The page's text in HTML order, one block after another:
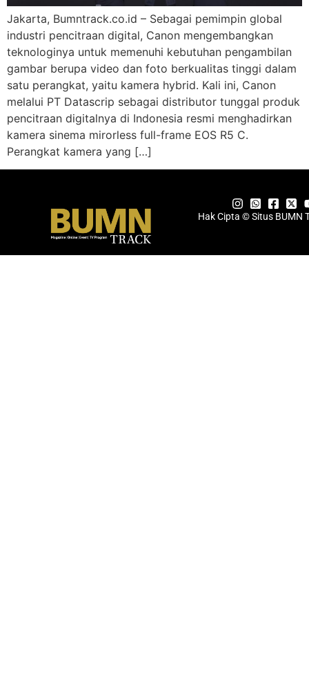
Jakarta, Bumntrack.co.id – Sebagai pemimpin global
industri pencitraan digital, Canon mengembangkan
teknologinya untuk memenuhi kebutuhan pengambilan
gambar berupa video dan foto berkualitas tinggi dalam
satu perangkat, yaitu kamera hybrid. Kali ini, Canon
melalui PT Datascrip sebagai distributor tunggal produk
pencitraan digitalnya di Indonesia resmi menghadirkan
kamera sinema mirorless full-frame EOS R5 C.
Perangkat kamera yang […]
Hak Cipta © Situs BUMN